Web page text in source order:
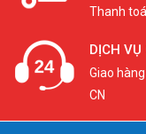
Thanh
DỊCH
Giao
CN